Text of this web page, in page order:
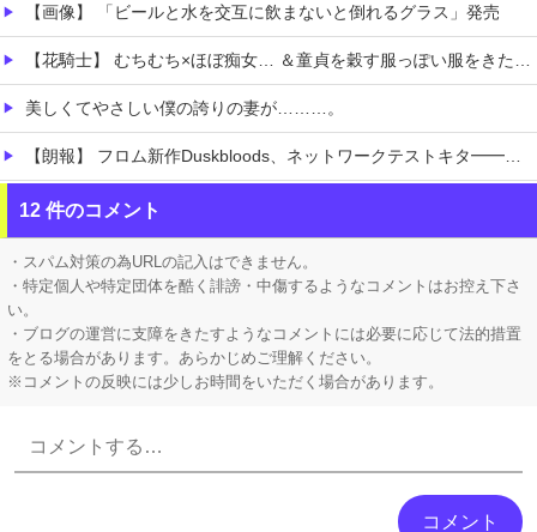
【画像】 「ビールと水を交互に飲まないと倒れるグラス」発売
【花騎士】 むちむち×ほぼ痴女… ＆童貞を穀す服っぽい服をきたホウオウボクへの反応！！！
美しくてやさしい僕の誇りの妻が………。
【朗報】 フロム新作Duskbloods、ネットワークテストキタ━━━━(゜∀゜)━━━━!!
【悲報】 ピカチュウが大量に半額
『ほの暮しの庭』Switch2版 21,965本、Switch版 12,458本
12 件のコメント
・スパム対策の為URLの記入はできません。
・特定個人や特定団体を酷く誹謗・中傷するようなコメントはお控え下さ
い。
・ブログの運営に支障をきたすようなコメントには必要に応じて法的措置
をとる場合があります。あらかじめご理解ください。
※コメントの反映には少しお時間をいただく場合があります。